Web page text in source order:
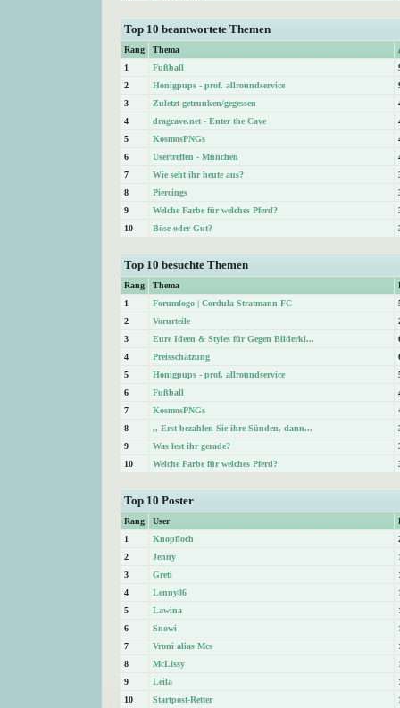
Top 10 beantwortete Themen
Rang Thema
1
Fußball
2
Honigpups - prof. allroundservice
3
Zuletzt getrunken/gegessen
4
dragcave.net - Enter the Cave
5
KosmosPNGs
6
Usertreffen - München
7
Wie seht ihr heute aus?
8
Piercings
9
Welche Farbe für welches Pferd?
10
Böse oder Gut?
Top 10 besuchte Themen
Rang Thema
1
Forumlogo | Cordula Stratmann FC
2
Vorurteile
3
Eure Ideen & Styles für Gegen Bilderkl...
4
Preisschätzung
5
Honigpups - prof. allroundservice
6
Fußball
7
KosmosPNGs
8
,, Erst bezahlen Sie ihre Sünden, dann...
9
Was lest ihr gerade?
10
Welche Farbe für welches Pferd?
Top 10 Poster
Rang User
1
Knopfloch
2
Jenny
3
Greti
4
Lenny86
5
Lawina
6
Snowi
7
Vroni alias Mcs
8
McLissy
9
Leila
10
Startpost-Retter